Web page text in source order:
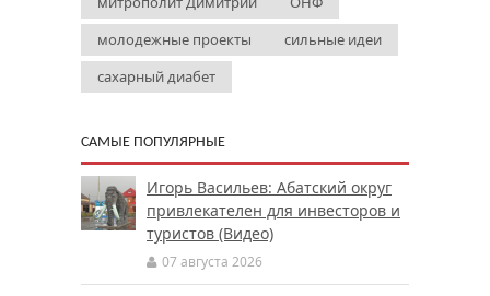
молодежные проекты
сильные идеи
сахарный диабет
САМЫЕ ПОПУЛЯРНЫЕ
Игорь Васильев: Абатский округ
привлекателен для инвесторов и
туристов (Видео)
07 августа 2026